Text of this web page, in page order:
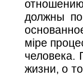
должны
мiре
человека.
жизни, о